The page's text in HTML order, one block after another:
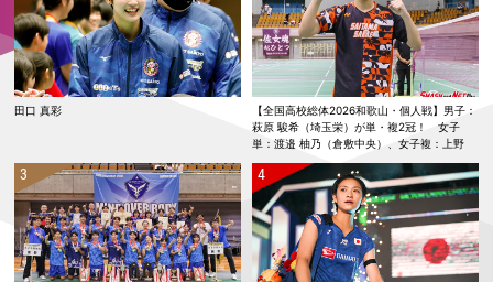
田口 真彩
【全国高校総体2026和歌山・個人戦】男子：
萩原 駿希（埼玉栄）が単・複2冠！ 女子
単：渡邉 柚乃（倉敷中央）、女子複：上野
覇！